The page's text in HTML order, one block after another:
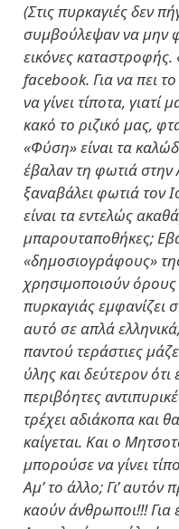
(Στις πυρκαγιές δεν
συμβούλεψαν να μην
εικόνες
facebook. Για να πει
να γίνει τίποτα, γιατί
κακό το ριζικό μας,
«Φύση» είναι τα
έβαλαν τη φωτιά στην
ξαναβάλει φωτιά τον
είναι τα εντελώς
μπαρουταποθήκες;
«δημοσιογράφους»
χρησιμοποιούν
πυρκαγιάς εμφανίζει
αυτό σε απλά
παντού τεράστιες
ύλης και δεύτερον ότι
περιβόητες
τρέχει αδιάκοπα και
καίγεται. Και ο
μπορούσε να γίνει
Αμ’ το άλλο; Γι’
καούν άνθρωποι!!! Για